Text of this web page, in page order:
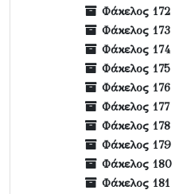
Φάκελος 172
Φάκελος 173
Φάκελος 174
Φάκελος 175
Φάκελος 176
Φάκελος 177
Φάκελος 178
Φάκελος 179
Φάκελος 180
Φάκελος 181